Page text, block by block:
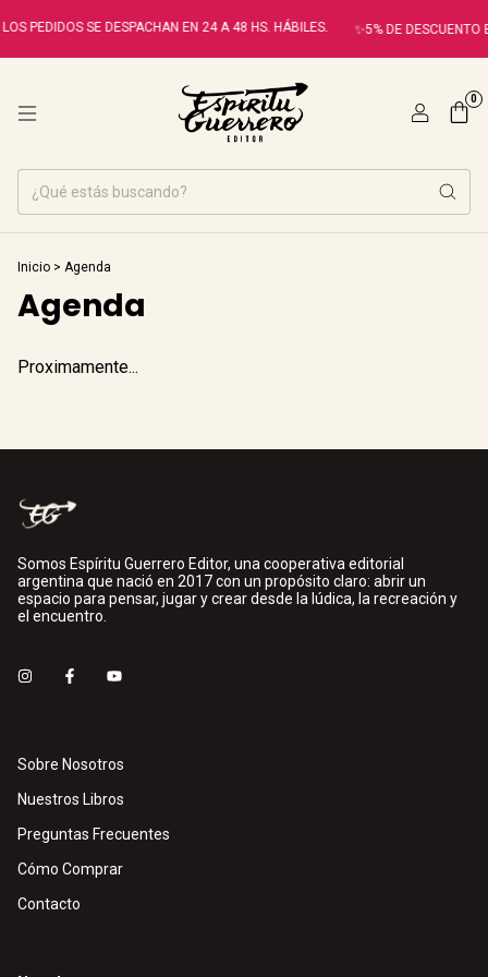
PEDIDOS SE DESPACHAN EN 24 A 48 HS. HÁBILES. ✨5% DE DESCUENTO
0
Inicio > Agenda
Agenda
Proximamente...
Somos Espíritu Guerrero Editor, una cooperativa editorial
argentina que nació en 2017 con un propósito claro: abrir un
espacio para pensar, jugar y crear desde la lúdica, la recreación y
el encuentro.
Sobre Nosotros
Nuestros Libros
Preguntas Frecuentes
Cómo Comprar
Contacto